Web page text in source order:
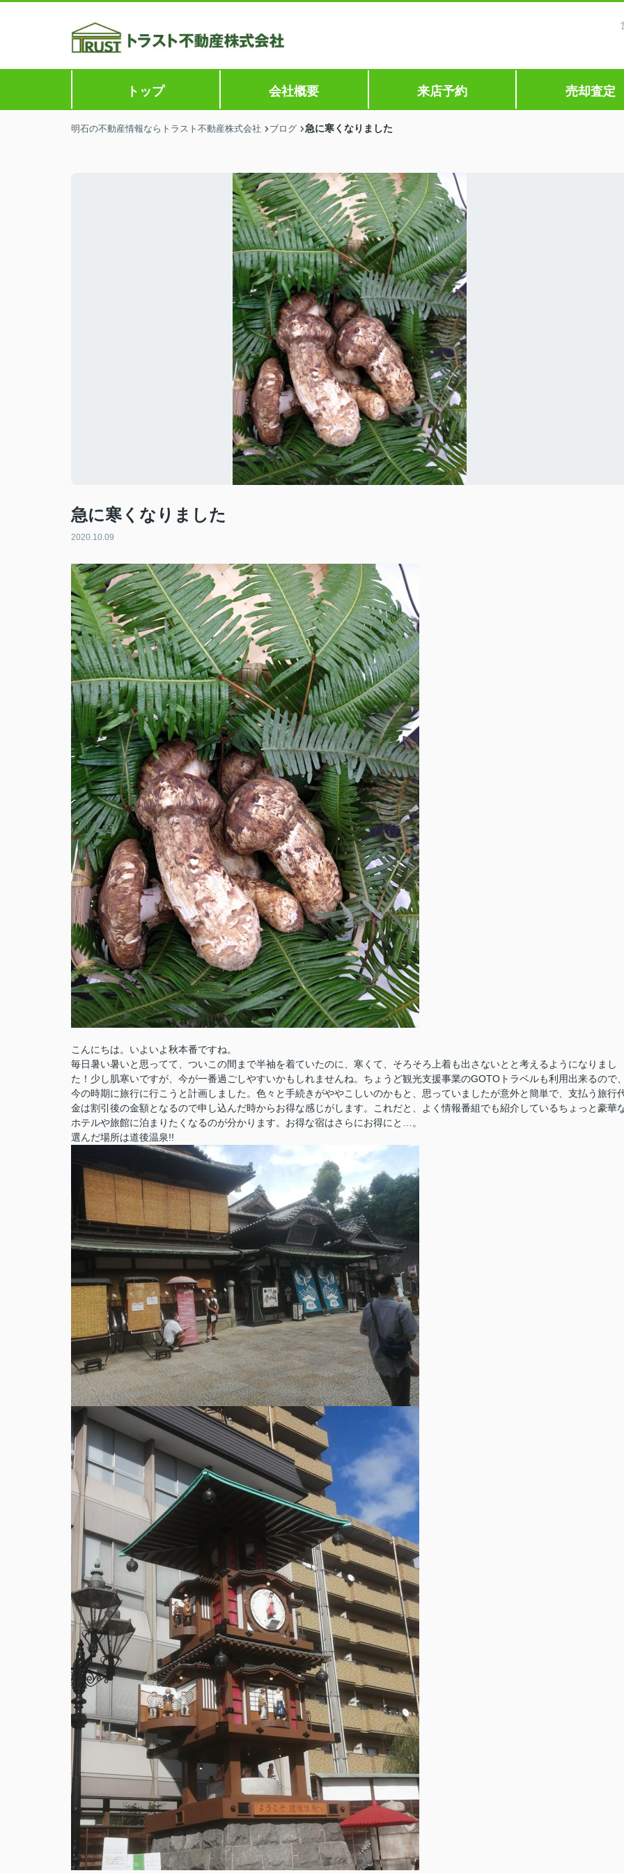
トップ 会社概要 来店予約 売却査定
明石の不動産情報ならトラスト不動産株式会社 ブログ 急に寒くなりました
急に寒くなりました
2020.10.09
こんにちは。いよいよ秋本番ですね。
毎日暑い暑いと思ってて、ついこの間まで半袖を着ていたのに、寒くて、そろそろ上着も出さないとと考えるようになりまし
た！少し肌寒いですが、今が一番過ごしやすいかもしれませんね。ちょうど観光支援事業のGOTOトラベルも利用出来るので、
今の時期に旅行に行こうと計画しました。色々と手続きがややこしいのかもと、思っていましたが意外と簡単で、支払う旅行
金は割引後の金額となるので申し込んだ時からお得な感じがします。これだと、よく情報番組でも紹介しているちょっと豪華
ホテルや旅館に泊まりたくなるのが分かります。お得な宿はさらにお得にと…。
選んだ場所は道後温泉!!